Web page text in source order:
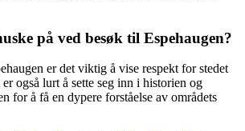
på ved besøk til Espehaugen?
er det viktig å vise respekt for stedet
også lurt å sette seg inn i historien og
for å få en dypere forståelse av områdets